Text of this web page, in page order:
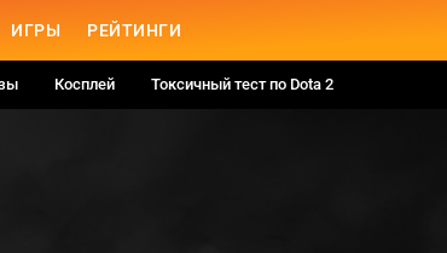
ИГРЫ РЕЙТИНГИ
Косплей Токсичный тест по Dota 2